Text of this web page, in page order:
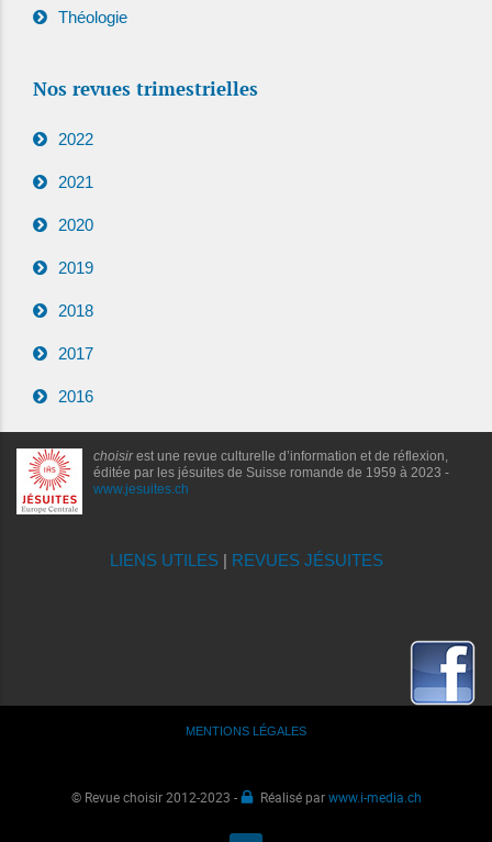
Théologie
Nos revues trimestrielles
2022
2021
2020
2019
2018
2017
2016
choisirest une revue culturelle d’information et de réflexion,
éditée par les jésuites de Suisse romande de 1959 à 2023 -
www.jesuites.ch
LIENS UTILES| REVUES JÉSUITES
MENTIONS LÉGALES
© Revue choisir 2012-2023 - Réalisé parwww.i-media.ch